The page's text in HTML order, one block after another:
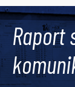
Raport